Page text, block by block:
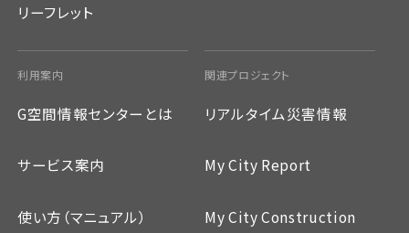
リーフレット
利用案内
G空間情報センターとは
サービス案内
使い方（マニュアル）
関連プロジェクト
リアルタイム災害情報
My City Report
My City Construction